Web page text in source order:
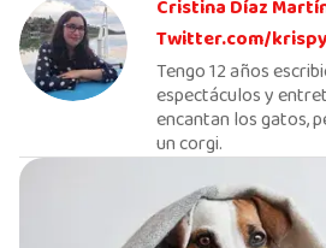
Cristina Díaz
Twitter.com/
Tengo 12 años
espectáculos y
encantan los gatos,
un corgi.